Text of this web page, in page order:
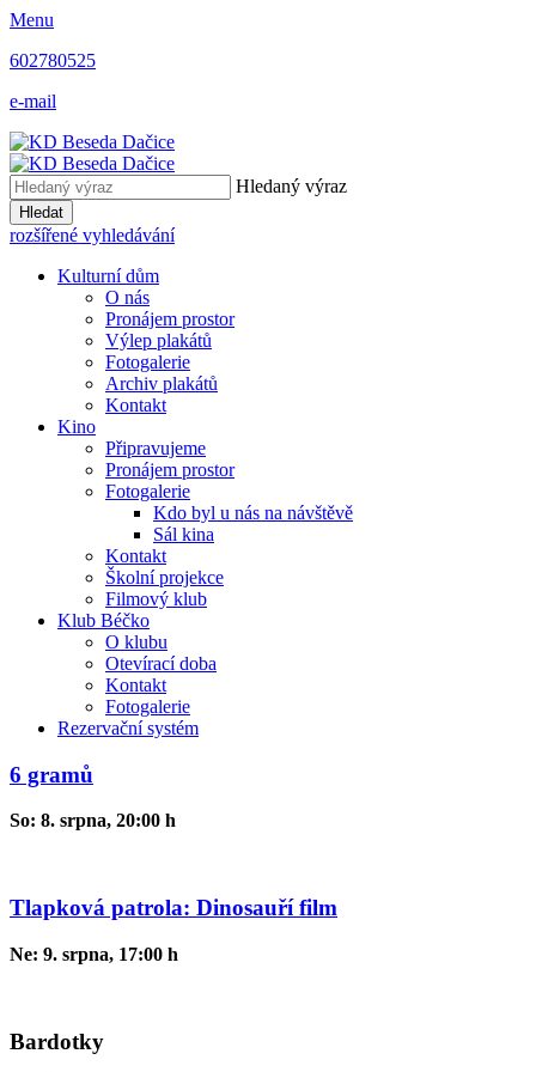
Menu
602780525
e-mail
Hledaný výraz
Hledat
rozšířené vyhledávání
Kulturní dům
O nás
Pronájem prostor
Výlep plakátů
Fotogalerie
Archiv plakátů
Kontakt
Kino
Připravujeme
Pronájem prostor
Fotogalerie
Kdo byl u nás na návštěvě
Sál kina
Kontakt
Školní projekce
Filmový klub
Klub Béčko
O klubu
Otevírací doba
Kontakt
Fotogalerie
Rezervační systém
6 gramů
So: 8. srpna, 20:00 h
Tlapková patrola: Dinosauří film
Ne: 9. srpna, 17:00 h
Bardotky